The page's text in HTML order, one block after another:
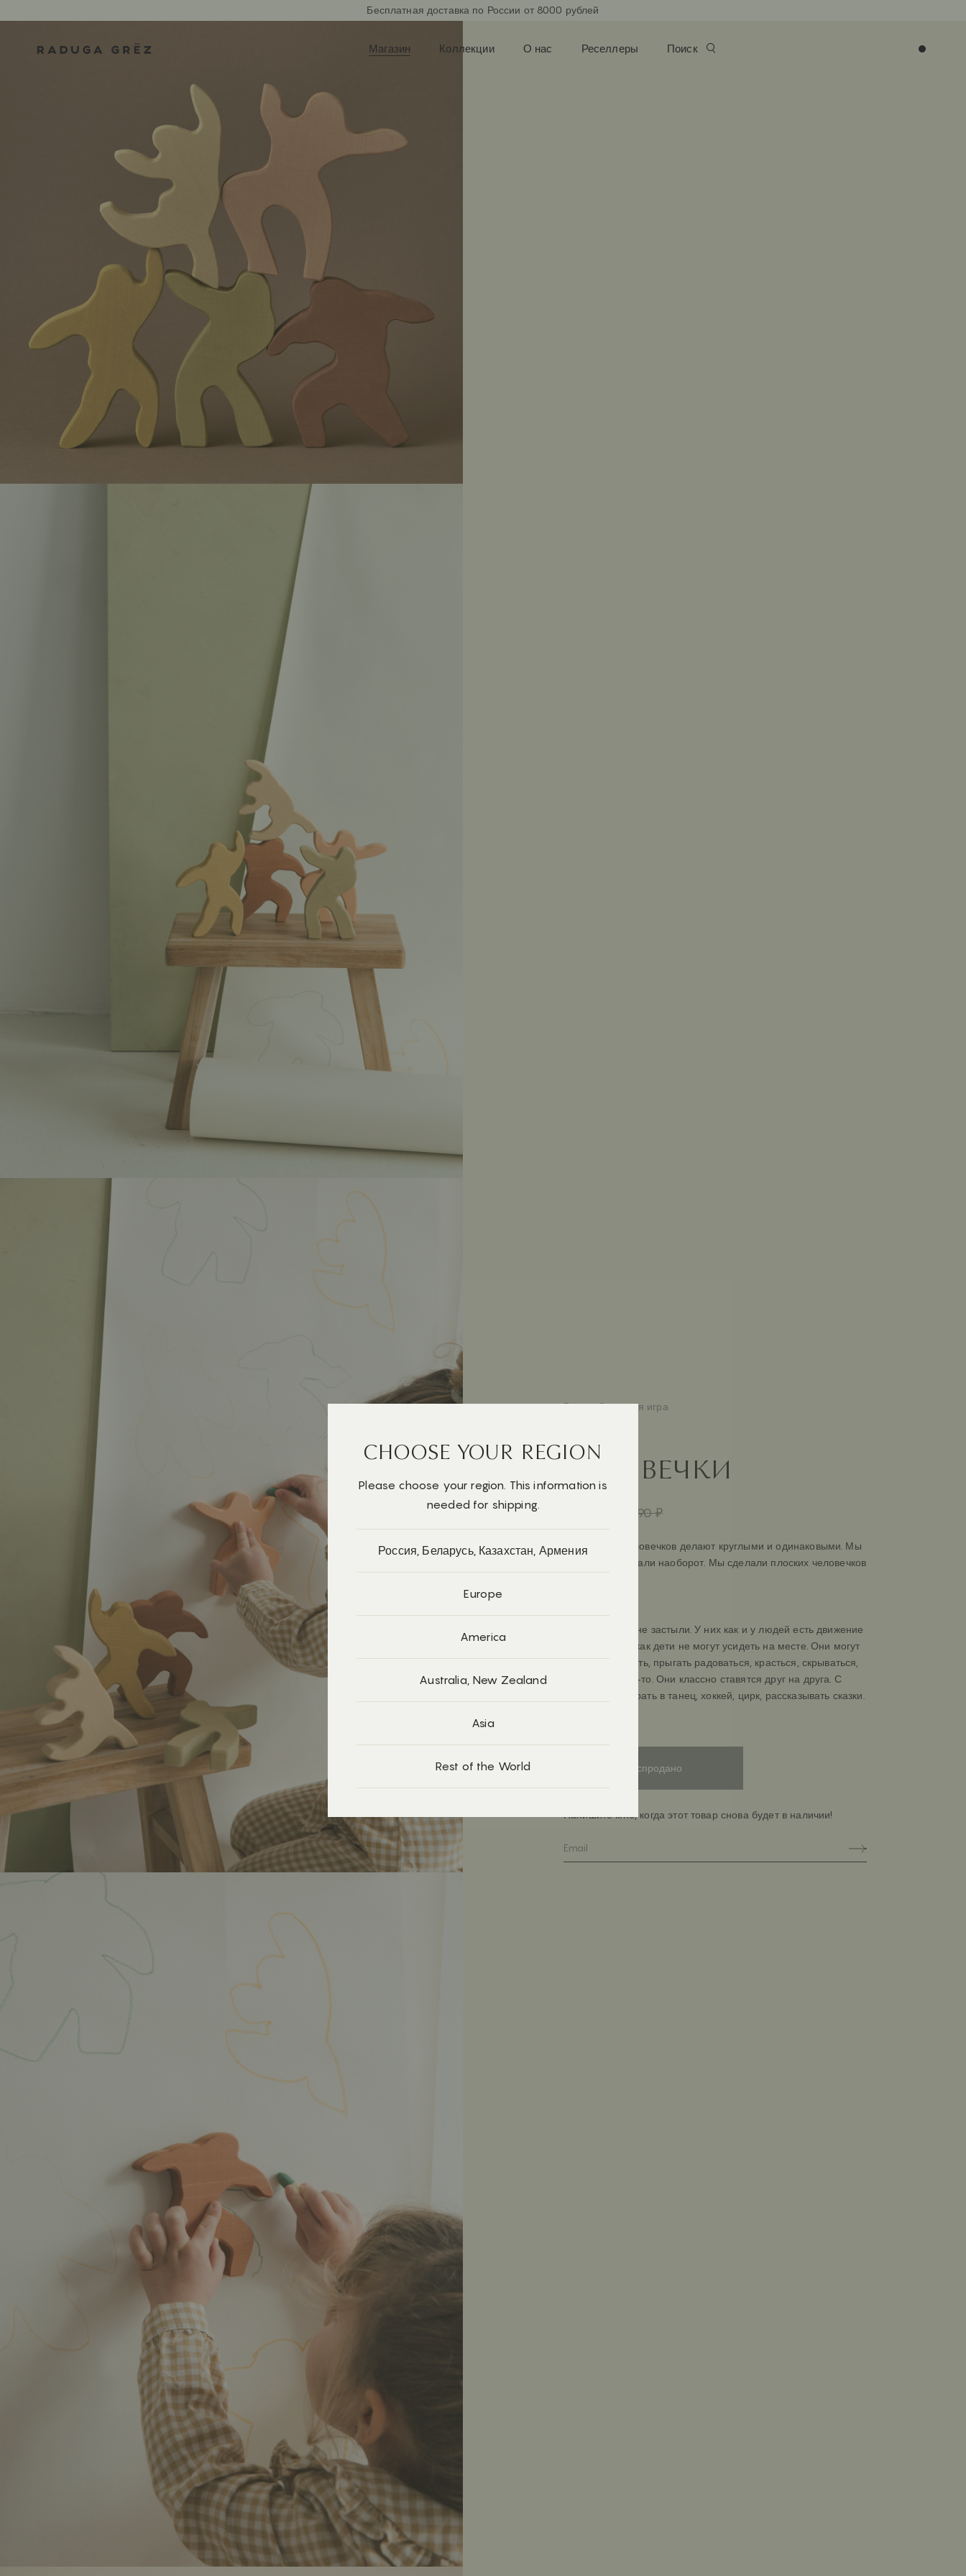
Бесплатная доставка по России от 8000 рублей
Магазин Коллекции О нас Реселлеры Поиск 0
Все Открытая игра
ЧЕЛОВЕЧКИ
3 090 ₽
Чаще всего человечков делают круглыми и одинаковыми. Мы
как всегда сделали наоборот. Мы сделали плоских человечков
Эти человечки не застыли. У них как и у людей есть движение
и эмоции. Они как дети не могут усидеть на месте. Они могут
танцевать, бегать, прыгать радоваться, красться, скрываться,
замышлять что-то. Они классно ставятся друг на друга. С
ними можно играть в танец, хоккей, цирк, рассказывать сказки.
раскрасили их в красивые сложные цвета и сохранили
эмоциями, характером, движением и становитесь автором их
Распродано
Напишите мне, когда этот товар снова будет в наличии!
CHOOSE YOUR REGION
Please choose your region. This information is
needed for shipping.
Россия, Беларусь, Казахстан, Армения
Europe
America
Australia, New Zealand
Asia
Rest of the World